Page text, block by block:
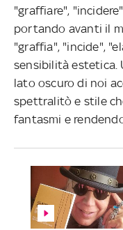
"graffiare",
portando avanti il
"graffia", "incide",
sensibilità estetica.
lato oscuro di noi
spettralitò e stile
fantasmi e